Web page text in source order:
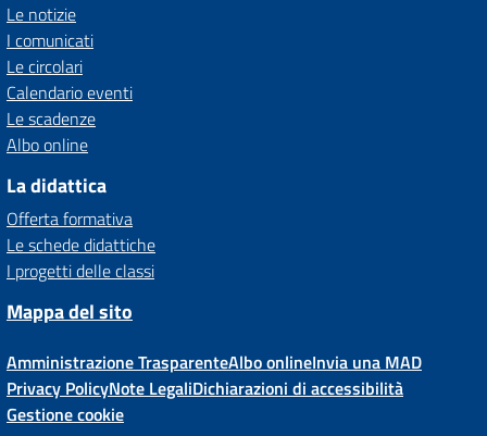
Le notizie
I comunicati
Le circolari
Calendario eventi
Le scadenze
Albo online
La didattica
Offerta formativa
Le schede didattiche
I progetti delle classi
Mappa del sito
Amministrazione TrasparenteAlbo onlineInvia una MAD
Privacy PolicyNote LegaliDichiarazioni di accessibilità
Gestione cookie